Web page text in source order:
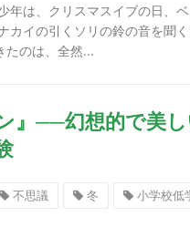
年は、クリスマスイブの日、
カイの引くソリの鈴の音を聞く
たのは、全然...
』──幻想的で美
不思議 冬
小学校低